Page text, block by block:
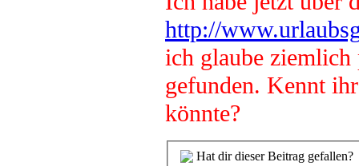
http://
ich glaube ziemlich
gefunden. Kennt
könnte?
Hat dir dieser Beitrag gefallen?